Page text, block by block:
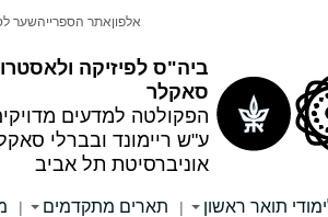
ביה"ס לפיזיקה
סאקלר
הפקולטה למדעים
ע"ש ריימונד ובברלי
אוניברסיטת תל אביב
אלפוןאתר הספרייהשער
תואר ראשון | תארים מתקדמים |